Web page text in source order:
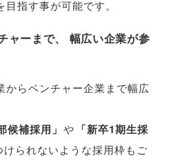
目指す事が可能です。
ャーまで、
幅広い企業が参
からベンチャー企業まで幅広
候補採用 」 や 「新卒1期生採
られないような採用枠もご